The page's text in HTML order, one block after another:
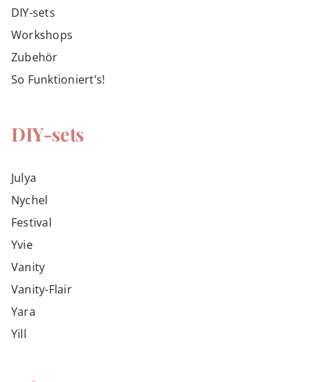
DIY-sets
Workshops
Zubehör
So Funktioniert’s!
DIY-sets
Julya
Nychel
Festival
Yvie
Vanity
Vanity-Flair
Yara
Yill